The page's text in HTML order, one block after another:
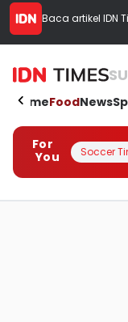
Baca artikel IDN
HomeFoodNews
For
You
Soccer